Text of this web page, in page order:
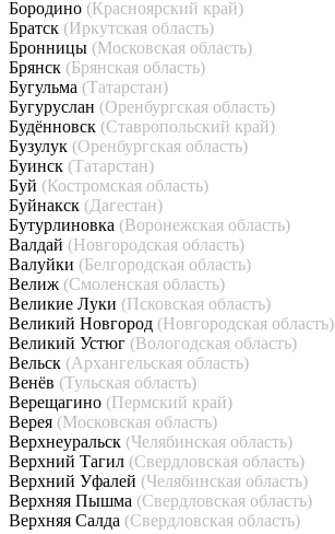
Бородино (Красноярский край)
Братск (Иркутская область)
Бронницы (Московская область)
Брянск (Брянская область)
Бугульма (Татарстан)
Бугуруслан (Оренбургская область)
Будённовск (Ставропольский край)
Бузулук (Оренбургская область)
Буинск (Татарстан)
Буй (Костромская область)
Буйнакск (Дагестан)
Бутурлиновка (Воронежская область)
Валдай (Новгородская область)
Валуйки (Белгородская область)
Велиж (Смоленская область)
Великие Луки (Псковская область)
Великий Новгород (Новгородская область)
Великий Устюг (Вологодская область)
Вельск (Архангельская область)
Венёв (Тульская область)
Верещагино (Пермский край)
Верея (Московская область)
Верхнеуральск (Челябинская область)
Верхний Тагил (Свердловская область)
Верхний Уфалей (Челябинская область)
Верхняя Пышма (Свердловская область)
Верхняя Салда (Свердловская область)